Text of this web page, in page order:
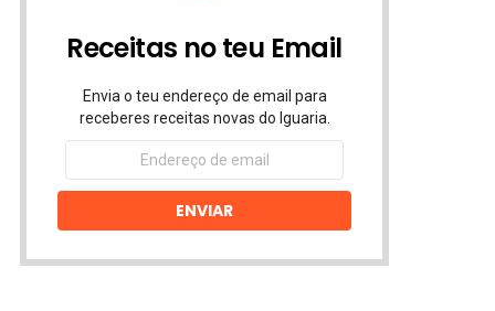
Receitas no teu Email
Envia o teu endereço de email para
receberes receitas novas do Iguaria.
Endereço
email
ENVIAR